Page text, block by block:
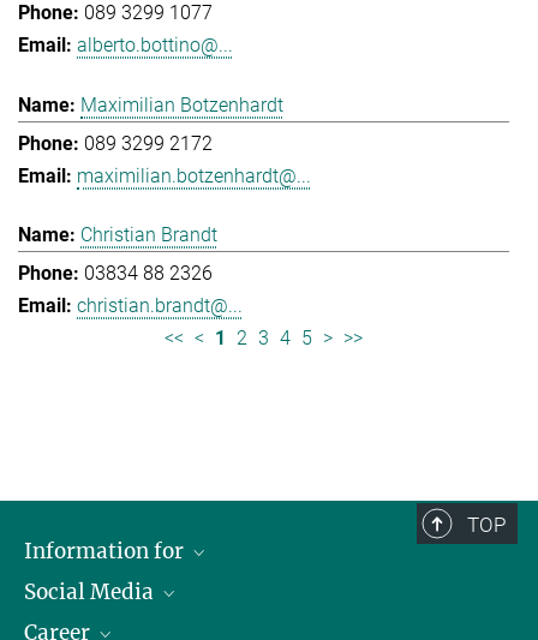
089 3299 1077
alberto.bottino@...
Maximilian Botzenhardt
089 3299 2172
maximilian.botzenhardt@...
Christian Brandt
03834 88 2326
christian.brandt@...
<< < 1 2 3 4 5 > >>
TOP
Information for
Journalists
School
Social Media
LinkedIn
Career